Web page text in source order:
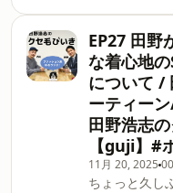
お取り扱いが
お悩み相談
https://
田野に悩みを
特な方がいら
もご相談くだ
話題だ
https://
田野に悩みを
特な方がいら
もご相談くだ
話題だと助か
大丈夫です。
のみでご記入
た！※お悩み
はありません
EP27 田野
な着心地
について /
ーティー
田野浩志
【guji】#
11月 20, 2025
ちょっと久し